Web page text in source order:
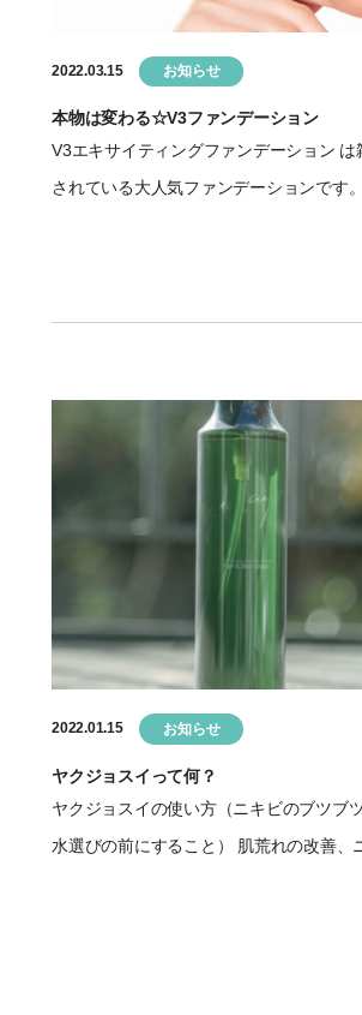
2022.03.15 お知らせ
本物は変わる☆V3ファンデーション
V3エキサイティングファンデーション は
されている大人気ファンデーションです
ティングファンデーションとは】 天然※1
2022.01.15 お知らせ
ヤクジョスイって何？
ヤクジョスイの使い方（ニキビのブツブ
水選びの前にすること） 肌荒れの改善、
お肌のお手入れには欠かせないアイテム